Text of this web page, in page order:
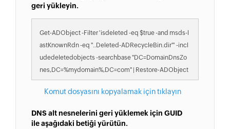
geri yükleyin.
Get-ADObject -Filter 'isdeleted -eq $true -and msds-l
astKnownRdn -eq "..Deleted-ADRecycleBin.dir"' -incl
udedeletedobjects -searchbase "DC=DomainDnsZo
nes,DC=%mydomain%,DC=com" | Restore-ADObject
Komut dosyasını kopyalamak için tıklayın
DNS alt nesnelerini geri yüklemek için GUID
ile aşağıdaki betiği yürütün.